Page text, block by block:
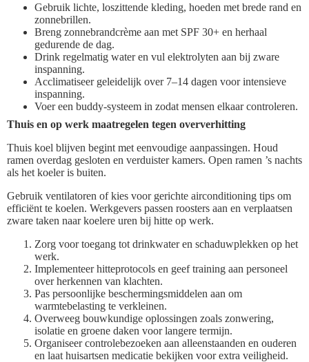
Gebruik lichte, loszittende kleding, hoeden met brede rand en
zonnebrillen.
Breng zonnebrandcrème aan met SPF 30+ en herhaal
gedurende de dag.
Drink regelmatig water en vul elektrolyten aan bij zware
inspanning.
Acclimatiseer geleidelijk over 7–14 dagen voor intensieve
inspanning.
Voer een buddy-systeem in zodat mensen elkaar controleren.
Thuis en op werk maatregelen tegen oververhitting
Thuis koel blijven begint met eenvoudige aanpassingen. Houd
ramen overdag gesloten en verduister kamers. Open ramen ’s nachts
als het koeler is buiten.
Gebruik ventilatoren of kies voor gerichte airconditioning tips om
efficiënt te koelen. Werkgevers passen roosters aan en verplaatsen
zware taken naar koelere uren bij hitte op werk.
Zorg voor toegang tot drinkwater en schaduwplekken op het
werk.
Implementeer hitteprotocols en geef training aan personeel
over herkennen van klachten.
Pas persoonlijke beschermingsmiddelen aan om
warmtebelasting te verkleinen.
Overweeg bouwkundige oplossingen zoals zonwering,
isolatie en groene daken voor langere termijn.
Organiseer controlebezoeken aan alleenstaanden en ouderen
en laat huisartsen medicatie bekijken voor extra veiligheid.